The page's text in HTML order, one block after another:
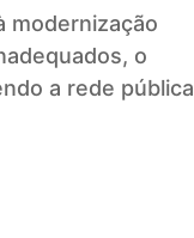
modernização
o
a rede pública